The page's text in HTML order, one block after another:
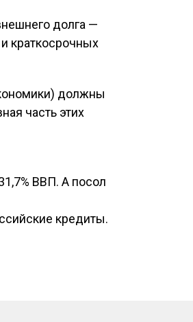
долга —
краткосрочных
должны
часть этих
ВВП. А посол
кредиты.